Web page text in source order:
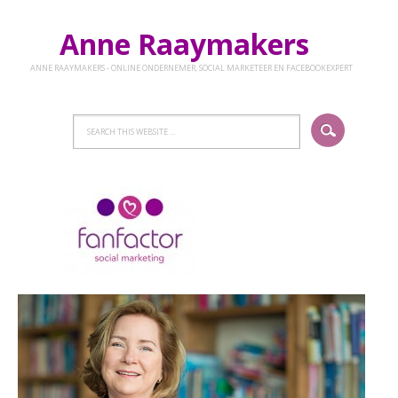
Anne Raaymakers
ANNE RAAYMAKERS - ONLINE ONDERNEMER, SOCIAL MARKETEER EN FACEBOOKEXPERT